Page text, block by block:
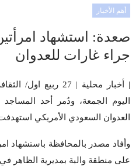
أهم الأخبار
صعدة: استشهاد
جراء غارات للعدوان
| أخبار محلية | 27
اليوم الجمعة، ودُمر أحد
العدوان السعودي الأمريكي
وأفاد مصدر بالمحافظة باستشهاد
على منطقة والبة بمديرية الظاهر